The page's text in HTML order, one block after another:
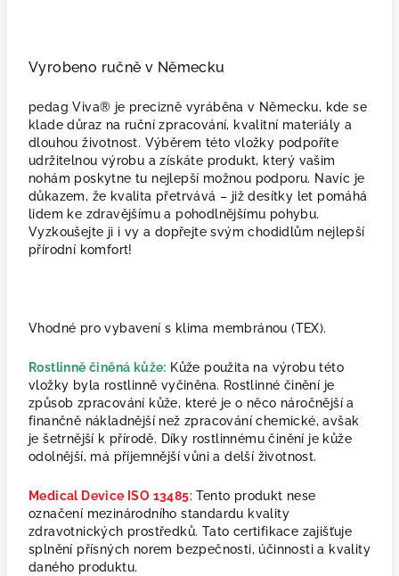
Vyrobeno ručně v Německu
pedag Viva® je precizně vyráběna v Německu, kde se
klade důraz na ruční zpracování, kvalitní materiály a
dlouhou životnost. Výběrem této vložky podpoříte
udržitelnou výrobu a získáte produkt, který vašim
nohám poskytne tu nejlepší možnou podporu. Navíc je
důkazem, že kvalita přetrvává – již desítky let pomáhá
lidem ke zdravějšímu a pohodlnějšímu pohybu.
Vyzkoušejte ji i vy a dopřejte svým chodidlům nejlepší
přírodní komfort!
Vhodné pro vybavení s klima membránou (TEX).
Rostlinně činěná kůže: Kůže použita na výrobu této
vložky byla rostlinně vyčiněna. Rostlinné činění je
způsob zpracování kůže, které je o něco náročnější a
finančně nákladnější než zpracování chemické, avšak
je šetrnější k přírodě. Díky rostlinnému činění je kůže
odolnější, má příjemnější vůni a delší životnost.
Medical Device ISO 13485: Tento produkt nese
označení mezinárodního standardu kvality
zdravotnických prostředků. Tato certifikace zajišťuje
splnění přísných norem bezpečnosti, účinnosti a kvality
daného produktu.